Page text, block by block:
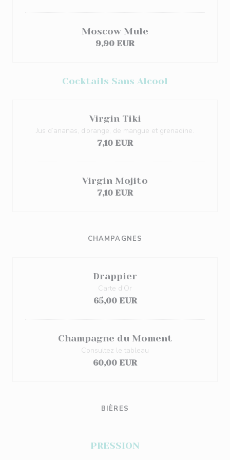
Moscow Mule
9,90 EUR
Cocktails Sans Alcool
Virgin Tiki
Jus d’ananas, d’orange, de mangue et grenadine.
7,10 EUR
Virgin Mojito
7,10 EUR
CHAMPAGNES
Drappier
Carte d'Or
65,00 EUR
Champagne du Moment
Consultez le tableau
60,00 EUR
BIÈRES
PRESSION